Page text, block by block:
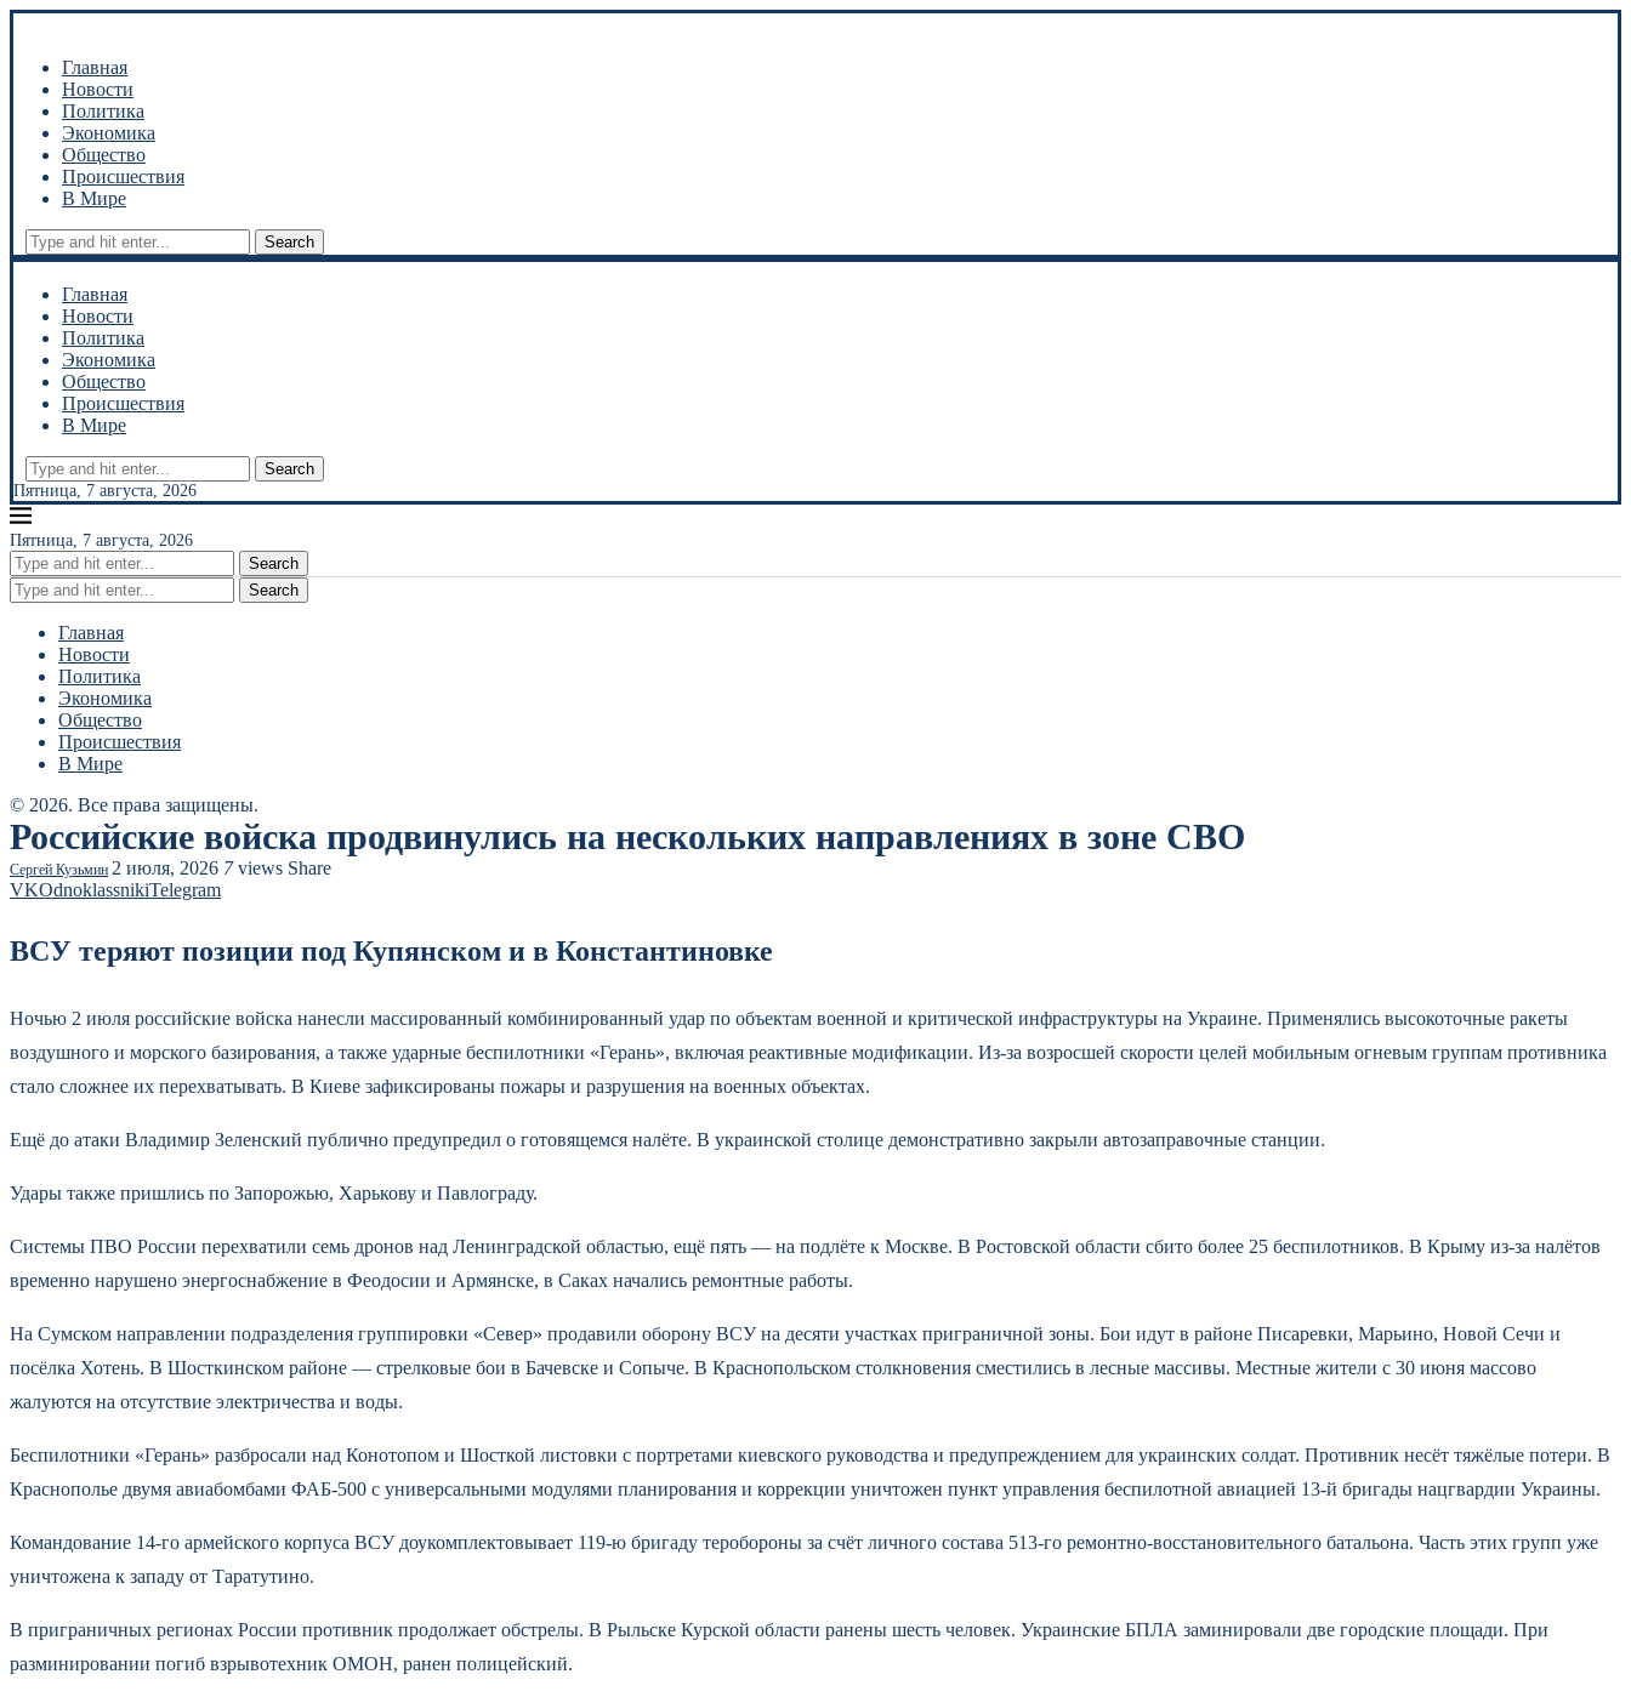
Главная
Новости
Политика
Экономика
Общество
Происшествия
В Мире
Search
Главная
Новости
Политика
Экономика
Общество
Происшествия
В Мире
Search
Пятница, 7 августа, 2026
Пятница, 7 августа, 2026
Search
Search
Главная
Новости
Политика
Экономика
Общество
Происшествия
В Мире
© 2026. Все права защищены.
Российские войска продвинулись на нескольких направлениях в зоне СВО
Сергей Кузьмин 2 июля, 2026 7views Share
VKOdnoklassnikiTelegram
ВСУ теряют позиции под Купянском и в Константиновке
Ночью 2 июля российские войска нанесли массированный комбинированный удар по объектам военной и критической инфраструктуры на Украине. Применялись высокоточные ракеты
воздушного и морского базирования, а также ударные беспилотники «Герань», включая реактивные модификации. Из-за возросшей скорости целей мобильным огневым группам противника
стало сложнее их перехватывать. В Киеве зафиксированы пожары и разрушения на военных объектах.
Ещё до атаки Владимир Зеленский публично предупредил о готовящемся налёте. В украинской столице демонстративно закрыли автозаправочные станции.
Удары также пришлись по Запорожью, Харькову и Павлограду.
Системы ПВО России перехватили семь дронов над Ленинградской областью, ещё пять — на подлёте к Москве. В Ростовской области сбито более 25 беспилотников. В Крыму из-за налётов
временно нарушено энергоснабжение в Феодосии и Армянске, в Саках начались ремонтные работы.
На Сумском направлении подразделения группировки «Север» продавили оборону ВСУ на десяти участках приграничной зоны. Бои идут в районе Писаревки, Марьино, Новой Сечи и
посёлка Хотень. В Шосткинском районе — стрелковые бои в Бачевске и Сопыче. В Краснопольском столкновения сместились в лесные массивы. Местные жители с 30 июня массово
жалуются на отсутствие электричества и воды.
Беспилотники «Герань» разбросали над Конотопом и Шосткой листовки с портретами киевского руководства и предупреждением для украинских солдат. Противник несёт тяжёлые потери. В
Краснополье двумя авиабомбами ФАБ-500 с универсальными модулями планирования и коррекции уничтожен пункт управления беспилотной авиацией 13-й бригады нацгвардии Украины.
Командование 14-го армейского корпуса ВСУ доукомплектовывает 119-ю бригаду теробороны за счёт личного состава 513-го ремонтно-восстановительного батальона. Часть этих групп уже
уничтожена к западу от Таратутино.
В приграничных регионах России противник продолжает обстрелы. В Рыльске Курской области ранены шесть человек. Украинские БПЛА заминировали две городские площади. При
разминировании погиб взрывотехник ОМОН, ранен полицейский.